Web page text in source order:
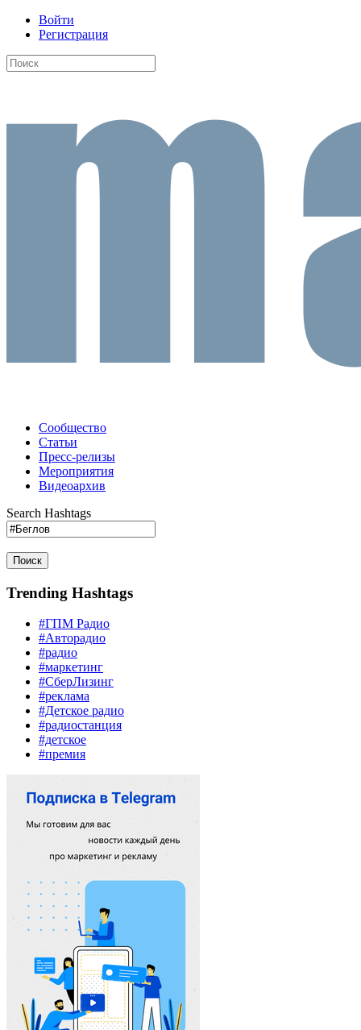
Войти
Регистрация
Сообщество
Статьи
Пресс-релизы
Мероприятия
Видеоархив
Search Hashtags
Поиск
Trending Hashtags
#ГПМ Радио
#Авторадио
#радио
#маркетинг
#СберЛизинг
#реклама
#Детское радио
#радиостанция
#детское
#премия